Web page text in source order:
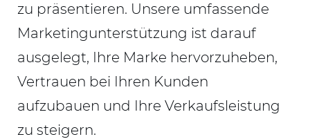
zu präsentieren. Unsere umfassende
Marketingunterstützung ist darauf
ausgelegt, Ihre Marke hervorzuheben,
Vertrauen bei Ihren Kunden
aufzubauen und Ihre Verkaufsleistung
zu steigern.